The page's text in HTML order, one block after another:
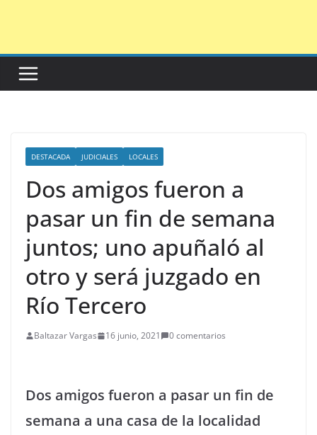
DESTACADA JUDICIALES LOCALES
Dos amigos fueron a
pasar un fin de semana
juntos; uno apuñaló al
otro y será juzgado en
Río Tercero
Baltazar Vargas 16 junio, 2021 0 comentarios
Dos amigos fueron a pasar un fin de
semana a una casa de la localidad